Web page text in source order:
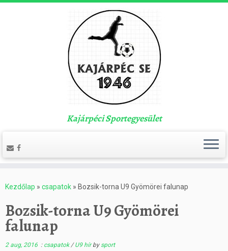
Kajárpéci Sportegyesület
Kezdőlap » csapatok » Bozsik-torna U9 Gyömörei falunap
Bozsik-torna U9 Gyömörei
falunap
2 aug, 2016 : csapatok/U9 hírby sport